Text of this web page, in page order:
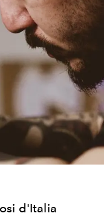
d'Italia